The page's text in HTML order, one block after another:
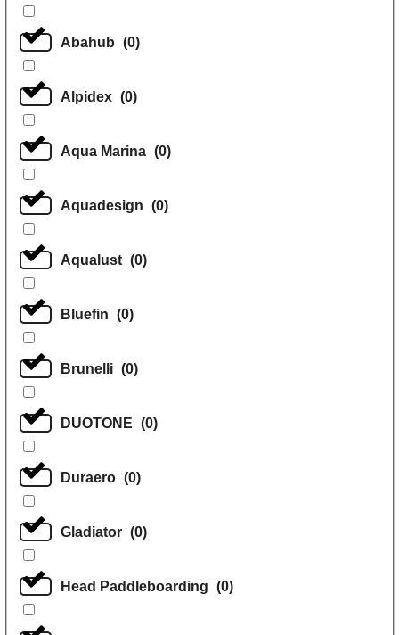
Abahub (0)
Alpidex (0)
Aqua Marina (0)
Aquadesign (0)
Aqualust (0)
Bluefin (0)
Brunelli (0)
DUOTONE (0)
Duraero (0)
Gladiator (0)
Head Paddleboarding (0)